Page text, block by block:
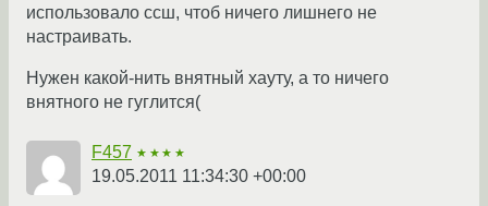
использовало ссш, чтоб ничего лишнего не
настраивать.
Нужен какой-нить внятный хауту, а то ничего
внятного не гуглится(
F457 ★★★★
19.05.2011 11:34:30 +00:00